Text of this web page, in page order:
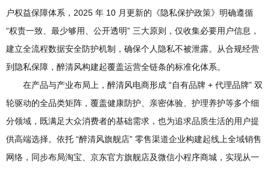
户权益保障体系，2025 年 10 月更新的《隐私保护政策》明确遵循
“权责一致、最少够用、公开透明” 三大原则，仅收集必要用户信息，
建立全流程数据安全防护机制，确保个人隐私不被泄露。从合规经营
到隐私保障，醉清风构建起覆盖运营全链条的标准化体系。
在产品与产业布局上，醉清风电商形成 “自有品牌 + 代理品牌” 双
轮驱动的全品类矩阵，覆盖健康防护、亲密体验、护理养护等多个细
分领域，既满足大众消费者的基础需求，也为追求品质生活的用户提
供高端选择。依托 “醉清风旗舰店” 零售渠道企业构建起线上全域销售
网络，同步布局淘宝、京东官方旗舰店及微信小程序商城，实现从一